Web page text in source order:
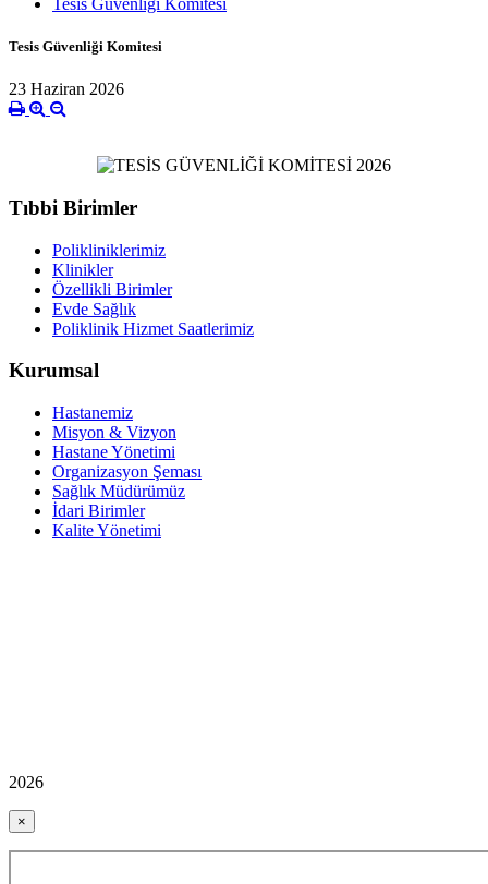
Tesis Güvenliği Komitesi
23 Haziran 2026
Tıbbi Birimler
Polikliniklerimiz
Klinikler
Özellikli Birimler
Evde Sağlık
Poliklinik Hizmet Saatlerimiz
Kurumsal
Hastanemiz
Misyon & Vizyon
Hastane Yönetimi
Organizasyon Şeması
Sağlık Müdürümüz
İdari Birimler
Kalite Yönetimi
2026
×